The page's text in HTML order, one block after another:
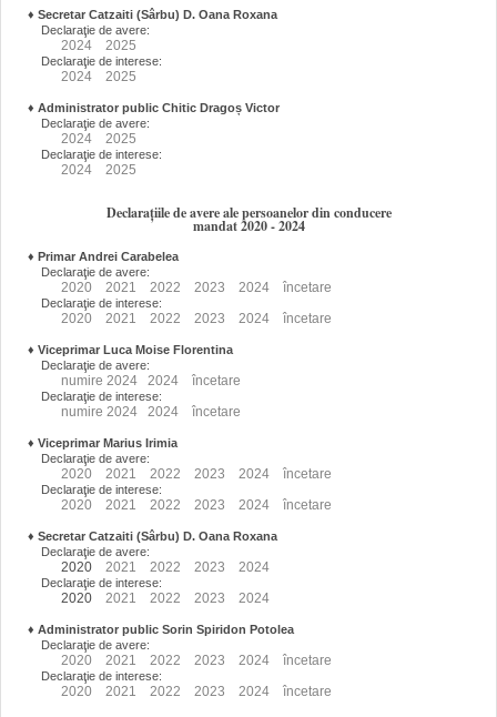
♦ Secretar Catzaiti (Sârbu) D. Oana Roxana
Declaraţie de avere:
2024 2025
Declaraţie de interese:
2024 2025
♦ Administrator public Chitic Dragoș Victor
Declaraţie de avere:
2024 2025
Declaraţie de interese:
2024 2025
Declarațiile de avere ale persoanelor din conducere
mandat 2020 - 2024
♦ Primar Andrei Carabelea
Declaraţie de avere:
2020 2021 2022 2023 2024 încetare
Declaraţie de interese:
2020 2021 2022 2023 2024 încetare
♦ Viceprimar Luca Moise Florentina
Declaraţie de avere:
numire 2024 2024 încetare
Declaraţie de interese:
numire 2024 2024 încetare
♦ Viceprimar Marius Irimia
Declaraţie de avere:
2020 2021 2022 2023 2024 încetare
Declaraţie de interese:
2020 2021 2022 2023 2024 încetare
♦ Secretar Catzaiti (Sârbu) D. Oana Roxana
Declaraţie de avere:
2020 2021 2022 2023 2024
Declaraţie de interese:
2020 2021 2022 2023 2024
♦ Administrator public Sorin Spiridon Potolea
Declaraţie de avere:
2020 2021 2022 2023 2024 încetare
Declaraţie de interese:
2020 2021 2022 2023 2024 încetare